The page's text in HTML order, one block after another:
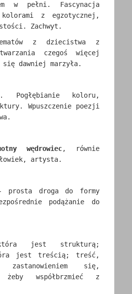
w pełni. Fascynacja
z egzotycznej,
Zachwyt.
z dziecistwa z
czegoś więcej
dawniej marzyła.
Pogłębianie koloru,
Wpuszczenie poezji
wędrowiec, równie
artysta.
prosta droga do formy
podążanie do
jest strukturą;
jest treścią; treść,
się,
żeby współbrzmieć z